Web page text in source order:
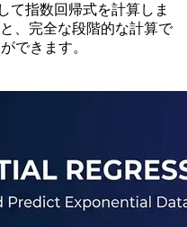
て指数回帰式を計算しま
、完全な段階的な計算で
できます。